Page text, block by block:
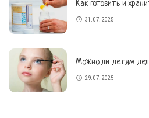
Как готовить и
31.07.2025
Можно ли детям
29.07.2025